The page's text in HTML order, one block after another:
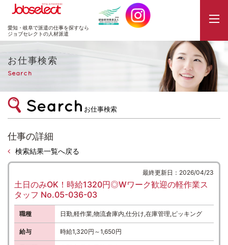
JobSelect
愛知・岐阜で派遣の仕事を探すなら
ジョブセレクトの人材派遣
お仕事検索
Search
お仕事検索
仕事の詳細
検索結果一覧へ戻る
最終更新日：2026/04/23
土日のみOK！時給1320円◎Wワーク歓迎の軽作業ス
タッフ No.05-036-03
職種 日勤,軽作業,物流倉庫内,仕分け,在庫管理,ピッキング
給与 時給1,320円～1,650円